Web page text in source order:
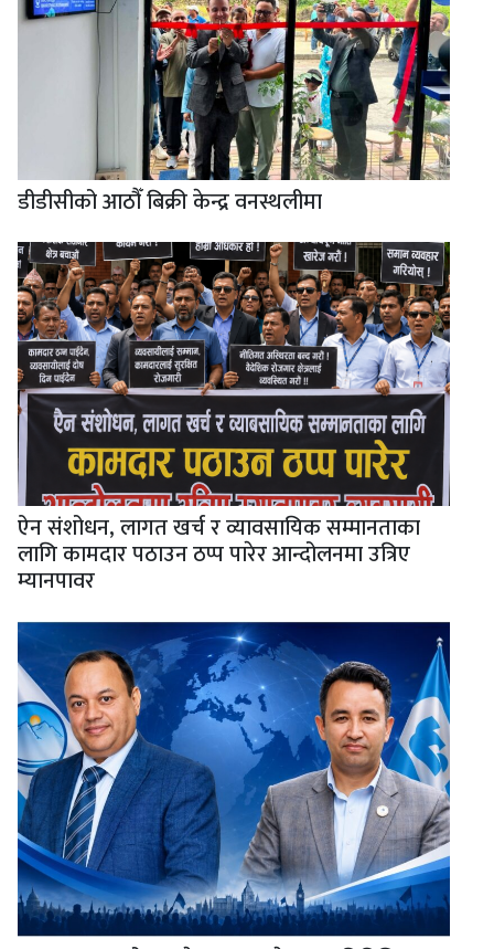
डीडीसीको आठौँ बिक्री केन्द्र वनस्थलीमा
ऐन संशोधन, लागत खर्च र व्यावसायिक सम्मानताका
लागि कामदार पठाउन ठप्प पारेर आन्दोलनमा उत्रिए
म्यानपावर